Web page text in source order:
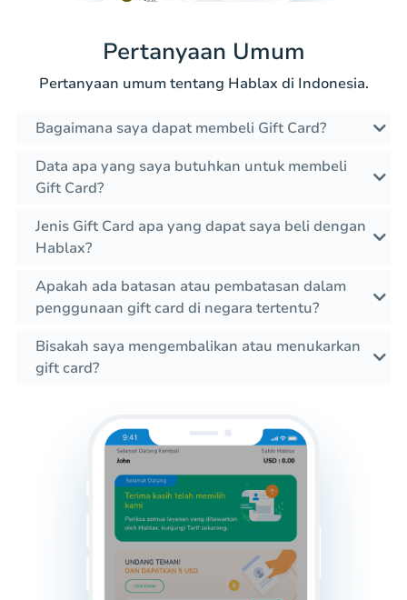
Pertanyaan Umum
Pertanyaan umum tentang Hablax di Indonesia.
Bagaimana saya dapat membeli Gift Card?
Data apa yang saya butuhkan untuk membeli
Gift Card?
Jenis Gift Card apa yang dapat saya beli dengan
Hablax?
Apakah ada batasan atau pembatasan dalam
penggunaan gift card di negara tertentu?
Bisakah saya mengembalikan atau menukarkan
gift card?